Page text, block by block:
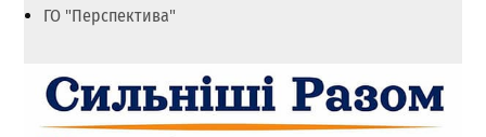
ГО "Перспектива"